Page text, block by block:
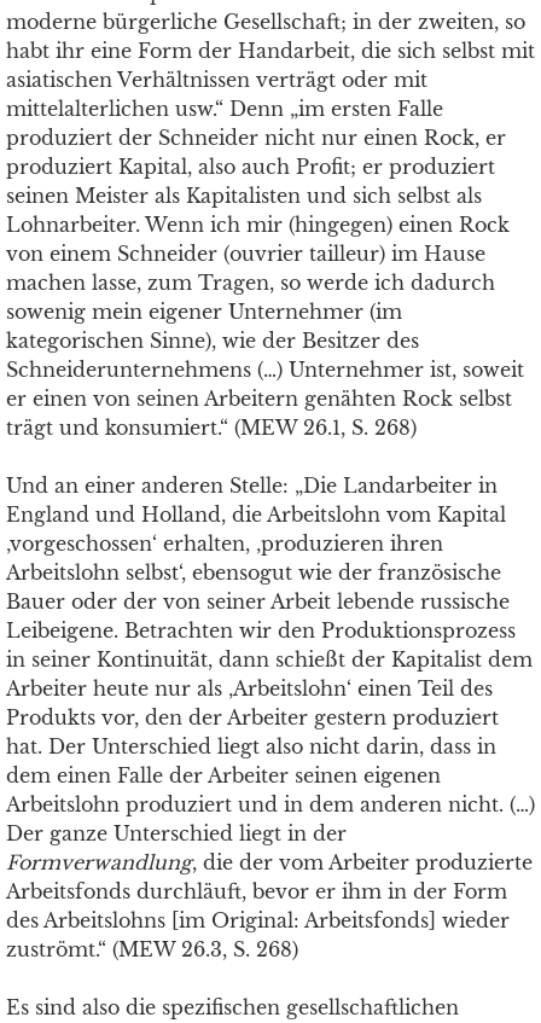
moderne bürgerliche Gesellschaft; in der zweiten, so
habt ihr eine Form der Handarbeit, die sich selbst mit
asiatischen Verhältnissen verträgt oder mit
mittelalterlichen usw.“ Denn „im ersten Falle
produziert der Schneider nicht nur einen Rock, er
produziert Kapital, also auch Proﬁt; er produziert
seinen Meister als Kapitalisten und sich selbst als
Lohnarbeiter. Wenn ich mir (hingegen) einen Rock
von einem Schneider (ouvrier tailleur) im Hause
machen lasse, zum Tragen, so werde ich dadurch
sowenig mein eigener Unternehmer (im
kategorischen Sinne), wie der Besitzer des
Schneiderunternehmens (…) Unternehmer ist, soweit
er einen von seinen Arbeitern genähten Rock selbst
trägt und konsumiert.“ (MEW 26.1, S. 268)
Und an einer anderen Stelle: „Die Landarbeiter in
England und Holland, die Arbeitslohn vom Kapital
‚vorgeschossen‘ erhalten, ‚produzieren ihren
Arbeitslohn selbst‘, ebensogut wie der französische
Bauer oder der von seiner Arbeit lebende russische
Leibeigene. Betrachten wir den Produktionsprozess
in seiner Kontinuität, dann schießt der Kapitalist dem
Arbeiter heute nur als ‚Arbeitslohn‘ einen Teil des
Produkts vor, den der Arbeiter gestern produziert
hat. Der Unterschied liegt also nicht darin, dass in
dem einen Falle der Arbeiter seinen eigenen
Arbeitslohn produziert und in dem anderen nicht. (…)
Der ganze Unterschied liegt in der
Formverwandlung, die der vom Arbeiter produzierte
Arbeitsfonds durchläuft, bevor er ihm in der Form
des Arbeitslohns [im Original: Arbeitsfonds] wieder
zuströmt.“ (MEW 26.3, S. 268)
Es sind also die spezifischen gesellschaftlichen